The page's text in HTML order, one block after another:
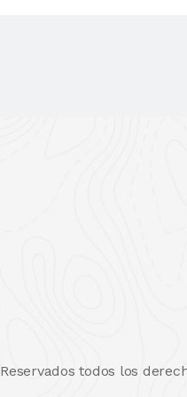
Reservados todos los